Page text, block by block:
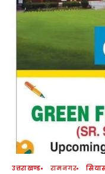
उत्तराखण्ड रामनगर